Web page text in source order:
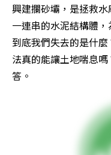
興建攔砂壩，是拯救
一連串的水泥結構體
到底我們失去的是什
法真的能讓土地喘息
答。